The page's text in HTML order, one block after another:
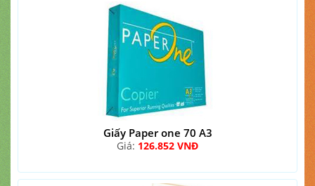
Giấy Paper one 70 A3
Giá: 126.852 VNĐ